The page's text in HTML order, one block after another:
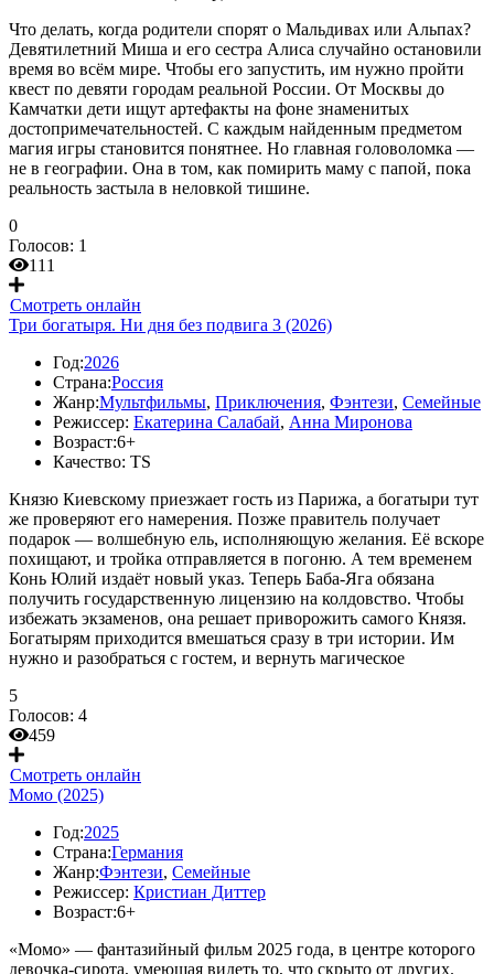
Что делать, когда родители спорят о Мальдивах или Альпах?
Девятилетний Миша и его сестра Алиса случайно остановили
время во всём мире. Чтобы его запустить, им нужно пройти
квест по девяти городам реальной России. От Москвы до
Камчатки дети ищут артефакты на фоне знаменитых
достопримечательностей. С каждым найденным предметом
магия игры становится понятнее. Но главная головоломка —
не в географии. Она в том, как помирить маму с папой, пока
реальность застыла в неловкой тишине.
0
Голосов: 1
111
Смотреть онлайн
Три богатыря. Ни дня без подвига 3 (2026)
Год:2026
Страна:Россия
Жанр:Мультфильмы, Приключения, Фэнтези, Семейные
Режиссер: Екатерина Салабай, Анна Миронова
Возраст:6+
Качество: TS
Князю Киевскому приезжает гость из Парижа, а богатыри тут
же проверяют его намерения. Позже правитель получает
подарок — волшебную ель, исполняющую желания. Её вскоре
похищают, и тройка отправляется в погоню. А тем временем
Конь Юлий издаёт новый указ. Теперь Баба-Яга обязана
получить государственную лицензию на колдовство. Чтобы
избежать экзаменов, она решает приворожить самого Князя.
Богатырям приходится вмешаться сразу в три истории. Им
нужно и разобраться с гостем, и вернуть магическое
5
Голосов: 4
459
Смотреть онлайн
Момо (2025)
Год:2025
Страна:Германия
Жанр:Фэнтези, Семейные
Режиссер: Кристиан Диттер
Возраст:6+
«Момо» — фантазийный фильм 2025 года, в центре которого
девочка-сирота, умеющая видеть то, что скрыто от других.